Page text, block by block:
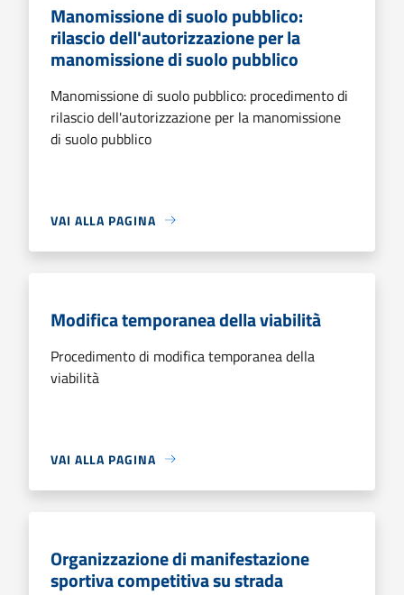
Manomissione di suolo pubblico:
rilascio dell'autorizzazione per la
manomissione di suolo pubblico
Manomissione di suolo pubblico: procedimento di
rilascio dell'autorizzazione per la manomissione
di suolo pubblico
VAI ALLA PAGINA
Modifica temporanea della viabilità
Procedimento di modifica temporanea della
viabilità
VAI ALLA PAGINA
Organizzazione di manifestazione
sportiva competitiva su strada